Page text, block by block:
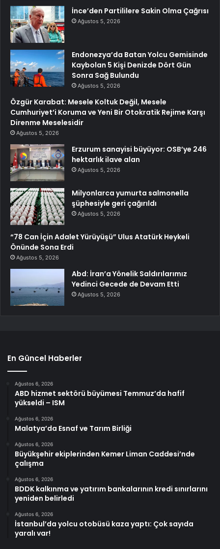
İnce’den Partililere Sakin Olma Çağrısı
Ağustos 5, 2026
Endonezya’da Batan Yolcu Gemisinde
Kaybolan 5 Kişi Denizde Dört Gün
Sonra Sağ Bulundu
Ağustos 5, 2026
Özgür Karabat: Mesele Koltuk Değil, Mesele
Cumhuriyet’i Koruma ve Yeni Bir Otokratik Rejime Karşı
Direnme Meselesidir
Ağustos 5, 2026
Erzurum sanayisi büyüyor: OSB’ye 246
hektarlık ilave alan
Ağustos 5, 2026
Milyonlarca yumurta salmonella
şüphesiyle geri çağırıldı
Ağustos 5, 2026
“78 Can İçin Adalet Yürüyüşü” Ulus Atatürk Heykeli
Önünde Sona Erdi
Ağustos 5, 2026
Abd: İran’a Yönelik Saldırılarımız
Yedinci Gecede de Devam Etti
Ağustos 5, 2026
En Güncel Haberler
Ağustos 6, 2026
ABD hizmet sektörü büyümesi Temmuz’da hafif
yükseldi – ISM
Ağustos 6, 2026
Malatya’da Esnaf ve Tarım Birliği
Ağustos 6, 2026
Büyükşehir ekiplerinden Kemer Liman Caddesi’nde
çalışma
Ağustos 6, 2026
BDDK kalkınma ve yatırım bankalarının kredi sınırlarını
yeniden belirledi
Ağustos 6, 2026
İstanbul’da yolcu otobüsü kaza yaptı: Çok sayıda
yaralı var!